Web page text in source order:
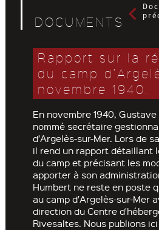
DOCUMENTS
Rapport sur la
du camp
novembre 1940.
En novembre 1940,
nommé secrétaire
d’Argelès-sur-Mer. Lors de
il rend un rapport détaillant
du camp et précisant les
apporter à son
Humbert ne reste en poste
au camp d’Argelès-sur-Mer
direction du Centre
Rivesaltes. Nous publions